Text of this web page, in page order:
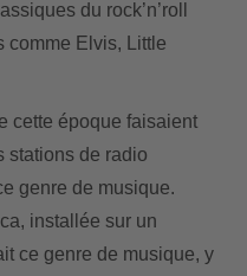
du rock’n’roll
comme Elvis, Little
cette époque faisaient
stations de radio
genre de musique.
installée sur un
ce genre de musique, y